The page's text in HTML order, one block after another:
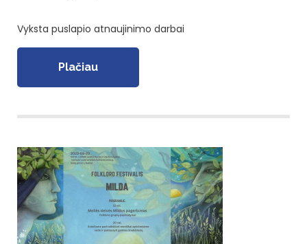
Vyksta puslapio atnaujinimo darbai
Plačiau